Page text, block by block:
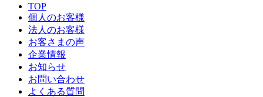
TOP
個人のお客様
法人のお客様
お客さまの声
企業情報
お知らせ
お問い合わせ
よくある質問